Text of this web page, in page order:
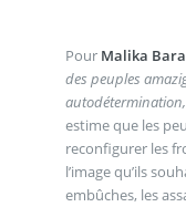
Pour Malika
des peuples
autodétermination,
estime que les
reconfigurer les
l’image qu’ils
embûches, les